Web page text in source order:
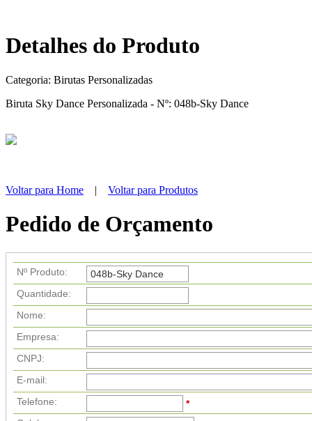
Detalhes do Produto
Categoria: Birutas Personalizadas
Biruta Sky Dance Personalizada - Nº: 048b-Sky Dance
Voltar para Home | Voltar para Produtos
Pedido de Orçamento
Nº Produto:
Quantidade:
Nome:
Empresa:
CNPJ:
E-mail:
Telefone:
*